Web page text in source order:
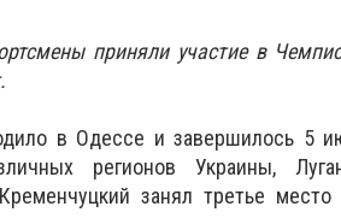
приняли участие в
в Одессе и завершилось 5
регионов Украины,
занял третье